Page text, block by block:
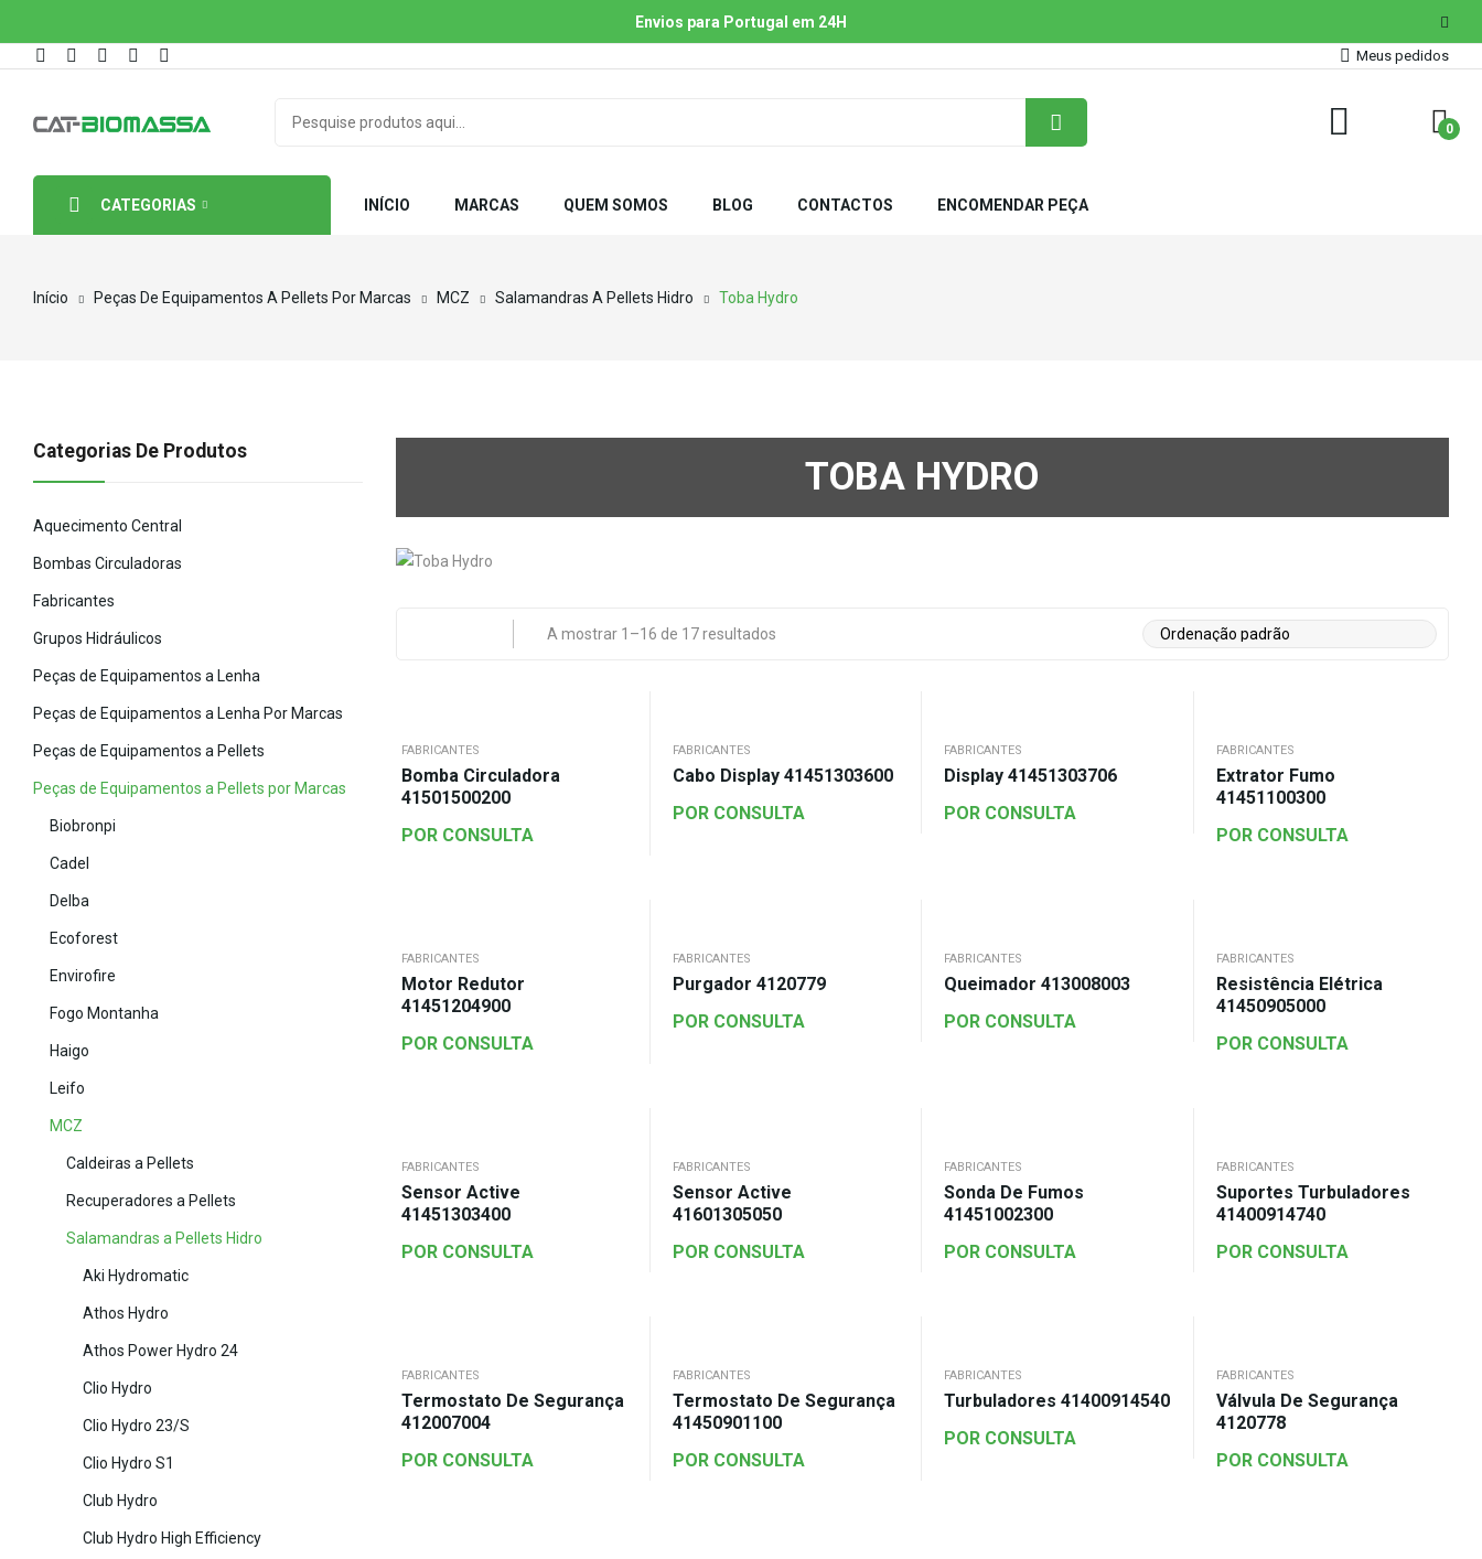
Envios para Portugal em 24H
Meus pedidos
0
CATEGORIAS INÍCIO MARCAS QUEM SOMOS BLOG CONTACTOS ENCOMENDAR PEÇA
Início Peças De Equipamentos A Pellets Por Marcas MCZ Salamandras A Pellets Hidro Toba Hydro
TOBA HYDRO
A mostrar 1–16 de 17 resultados
FABRICANTES
Bomba Circuladora
41501500200
POR CONSULTA
FABRICANTES
Cabo Display 41451303600
POR CONSULTA
FABRICANTES
Display 41451303706
POR CONSULTA
FABRICANTES
Extrator Fumo
41451100300
POR CONSULTA
FABRICANTES
Motor Redutor
41451204900
POR CONSULTA
FABRICANTES
Purgador 4120779
POR CONSULTA
FABRICANTES
Queimador 413008003
POR CONSULTA
FABRICANTES
Resistência Elétrica
41450905000
POR CONSULTA
FABRICANTES
Sensor Active
41451303400
POR CONSULTA
FABRICANTES
Sensor Active
41601305050
POR CONSULTA
FABRICANTES
Sonda De Fumos
41451002300
POR CONSULTA
FABRICANTES
Suportes Turbuladores
41400914740
POR CONSULTA
FABRICANTES
Termostato De Segurança
412007004
POR CONSULTA
FABRICANTES
Termostato De Segurança
41450901100
POR CONSULTA
FABRICANTES
Turbuladores 41400914540
POR CONSULTA
FABRICANTES
Válvula De Segurança
4120778
POR CONSULTA
Categorias De Produtos
Aquecimento Central
Bombas Circuladoras
Fabricantes
Grupos Hidráulicos
Peças de Equipamentos a Lenha
Peças de Equipamentos a Lenha Por Marcas
Peças de Equipamentos a Pellets
Peças de Equipamentos a Pellets por Marcas
Biobronpi
Cadel
Delba
Ecoforest
Envirofire
Fogo Montanha
Haigo
Leifo
MCZ
Caldeiras a Pellets
Recuperadores a Pellets
Salamandras a Pellets Hidro
Aki Hydromatic
Athos Hydro
Athos Power Hydro 24
Clio Hydro
Clio Hydro 23/S
Clio Hydro S1
Club Hydro
Club Hydro High Efficiency